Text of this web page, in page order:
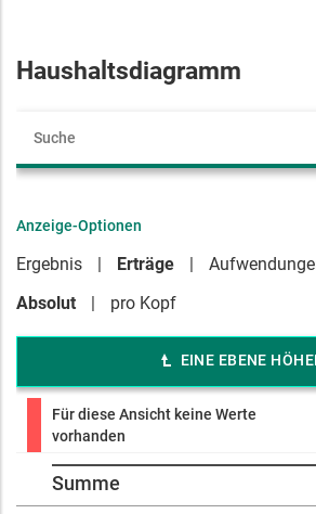
Haushaltsdiagramm
Anzeige-Optionen
Ergebnis Erträge
Absolut
pro Kopf
EINE EBENE
Für diese Ansicht keine Werte
vorhanden
Summe